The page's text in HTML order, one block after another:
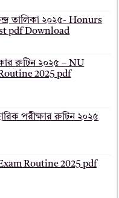
তালিকা ২০২৫- Honurs
pdf Download
রুটিন ২০২৫ – NU
2025 pdf
পরীক্ষার ‍রুটিন ২০২৫
Routine 2025 pdf